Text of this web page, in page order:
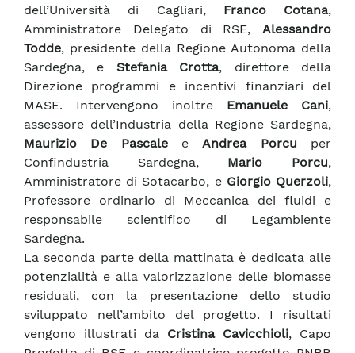
dell’Università di Cagliari, Franco Cotana,
Amministratore Delegato di RSE, Alessandro
Todde, presidente della Regione Autonoma della
Sardegna, e Stefania Crotta, direttore della
Direzione programmi e incentivi finanziari del
MASE. Intervengono inoltre Emanuele Cani,
assessore dell’Industria della Regione Sardegna,
Maurizio De PascaleeAndrea Porcu per
Confindustria Sardegna, Mario Porcu,
Amministratore di Sotacarbo, e Giorgio Querzoli,
Professore ordinario di Meccanica dei fluidi e
responsabile scientifico di Legambiente
Sardegna.
La seconda parte della mattinata è dedicata alle
potenzialità e alla valorizzazione delle biomasse
residuali, con la presentazione dello studio
sviluppato nell’ambito del progetto. I risultati
vengono illustrati da Cristina Cavicchioli, Capo